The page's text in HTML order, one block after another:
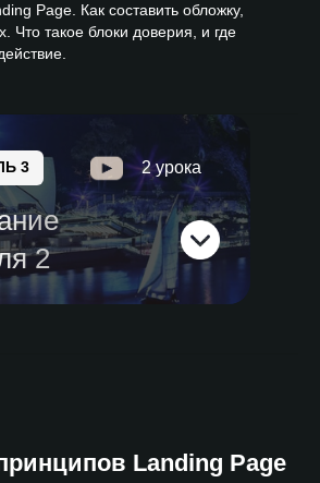
Page. Как составить обложку,
Что такое блоки доверия, и где
2
3 2 урока
Landing Page